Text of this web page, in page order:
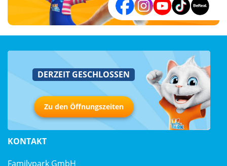
DERZEIT GESCHLOSSEN
Zu den Öffnungszeiten
KONTAKT
Familypark GmbH